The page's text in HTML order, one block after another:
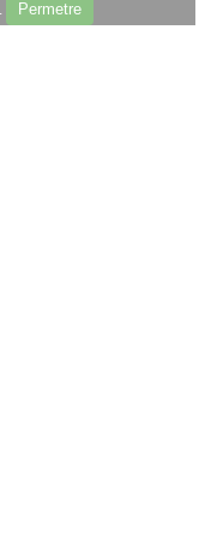
Permetre